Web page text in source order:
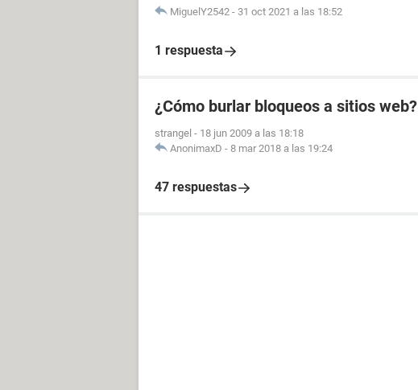
MiguelY2542 - 31 oct 2021 a las 18:52
1 respuesta
¿Cómo burlar bloqueos a sitios web?
strangel - 18 jun 2009 a las 18:18
AnonimaxD - 8 mar 2018 a las 19:24
47 respuestas